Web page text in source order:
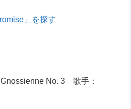
」を探す
No. 3 歌手：